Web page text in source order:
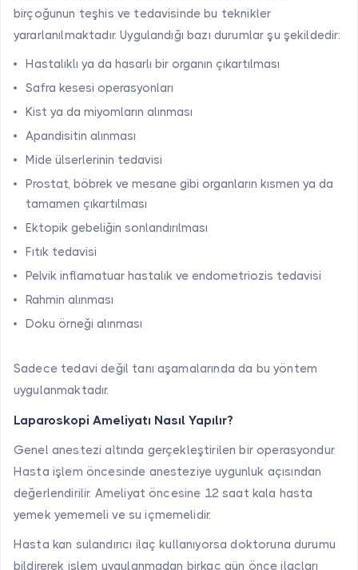
birçoğunun teşhis ve tedavisinde bu teknikler
yararlanılmaktadır. Uygulandığı bazı durumlar şu şekildedir:
Hastalıklı ya da hasarlı bir organın çıkartılması
Safra kesesi operasyonları
Kist ya da miyomların alınması
Apandisitin alınması
Mide ülserlerinin tedavisi
Prostat, böbrek ve mesane gibi organların kısmen ya da
tamamen çıkartılması
Ektopik gebeliğin sonlandırılması
Fıtık tedavisi
Pelvik inflamatuar hastalık ve endometriozis tedavisi
Rahmin alınması
Doku örneği alınması
Sadece tedavi değil tanı aşamalarında da bu yöntem
uygulanmaktadır.
Laparoskopi Ameliyatı Nasıl Yapılır?
Genel anestezi altında gerçekleştirilen bir operasyondur.
Hasta işlem öncesinde anesteziye uygunluk açısından
değerlendirilir. Ameliyat öncesine 12 saat kala hasta
yemek yememeli ve su içmemelidir.
Hasta kan sulandırıcı ilaç kullanıyorsa doktoruna durumu
bildirerek işlem uygulanmadan birkaç gün önce ilaçları